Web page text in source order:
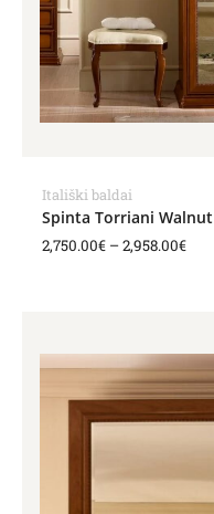
Itališki baldai
Spinta Torriani Walnut
2,750.00€ –2,958.00€